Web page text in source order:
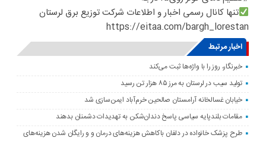
تنها کانال رسمی اخبار و اطلاعات شرکت توزیع برق لرستان
https://eitaa.com/bargh_lorestan
اخبار مرتبط
خبرنگار، روز را با واژه‌ها ثبت می‌کند
تولید سیب در لرستان به مرز ۸۵ هزار تن رسید
خیابان غسالخانه آرامستان صالحین خرم‌آباد ایمن‌سازی شد
مقامات بلندپایه سیاسی پاسخ دندان‌شکن به تهدیدات دشمنان بدهند
طرح پزشک خانواده در دلفان باکاهش هزینه‌های درمان و و رایگان شدن هزینه‌های